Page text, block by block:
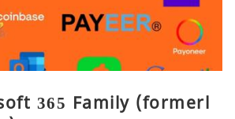
365 Family (formerl